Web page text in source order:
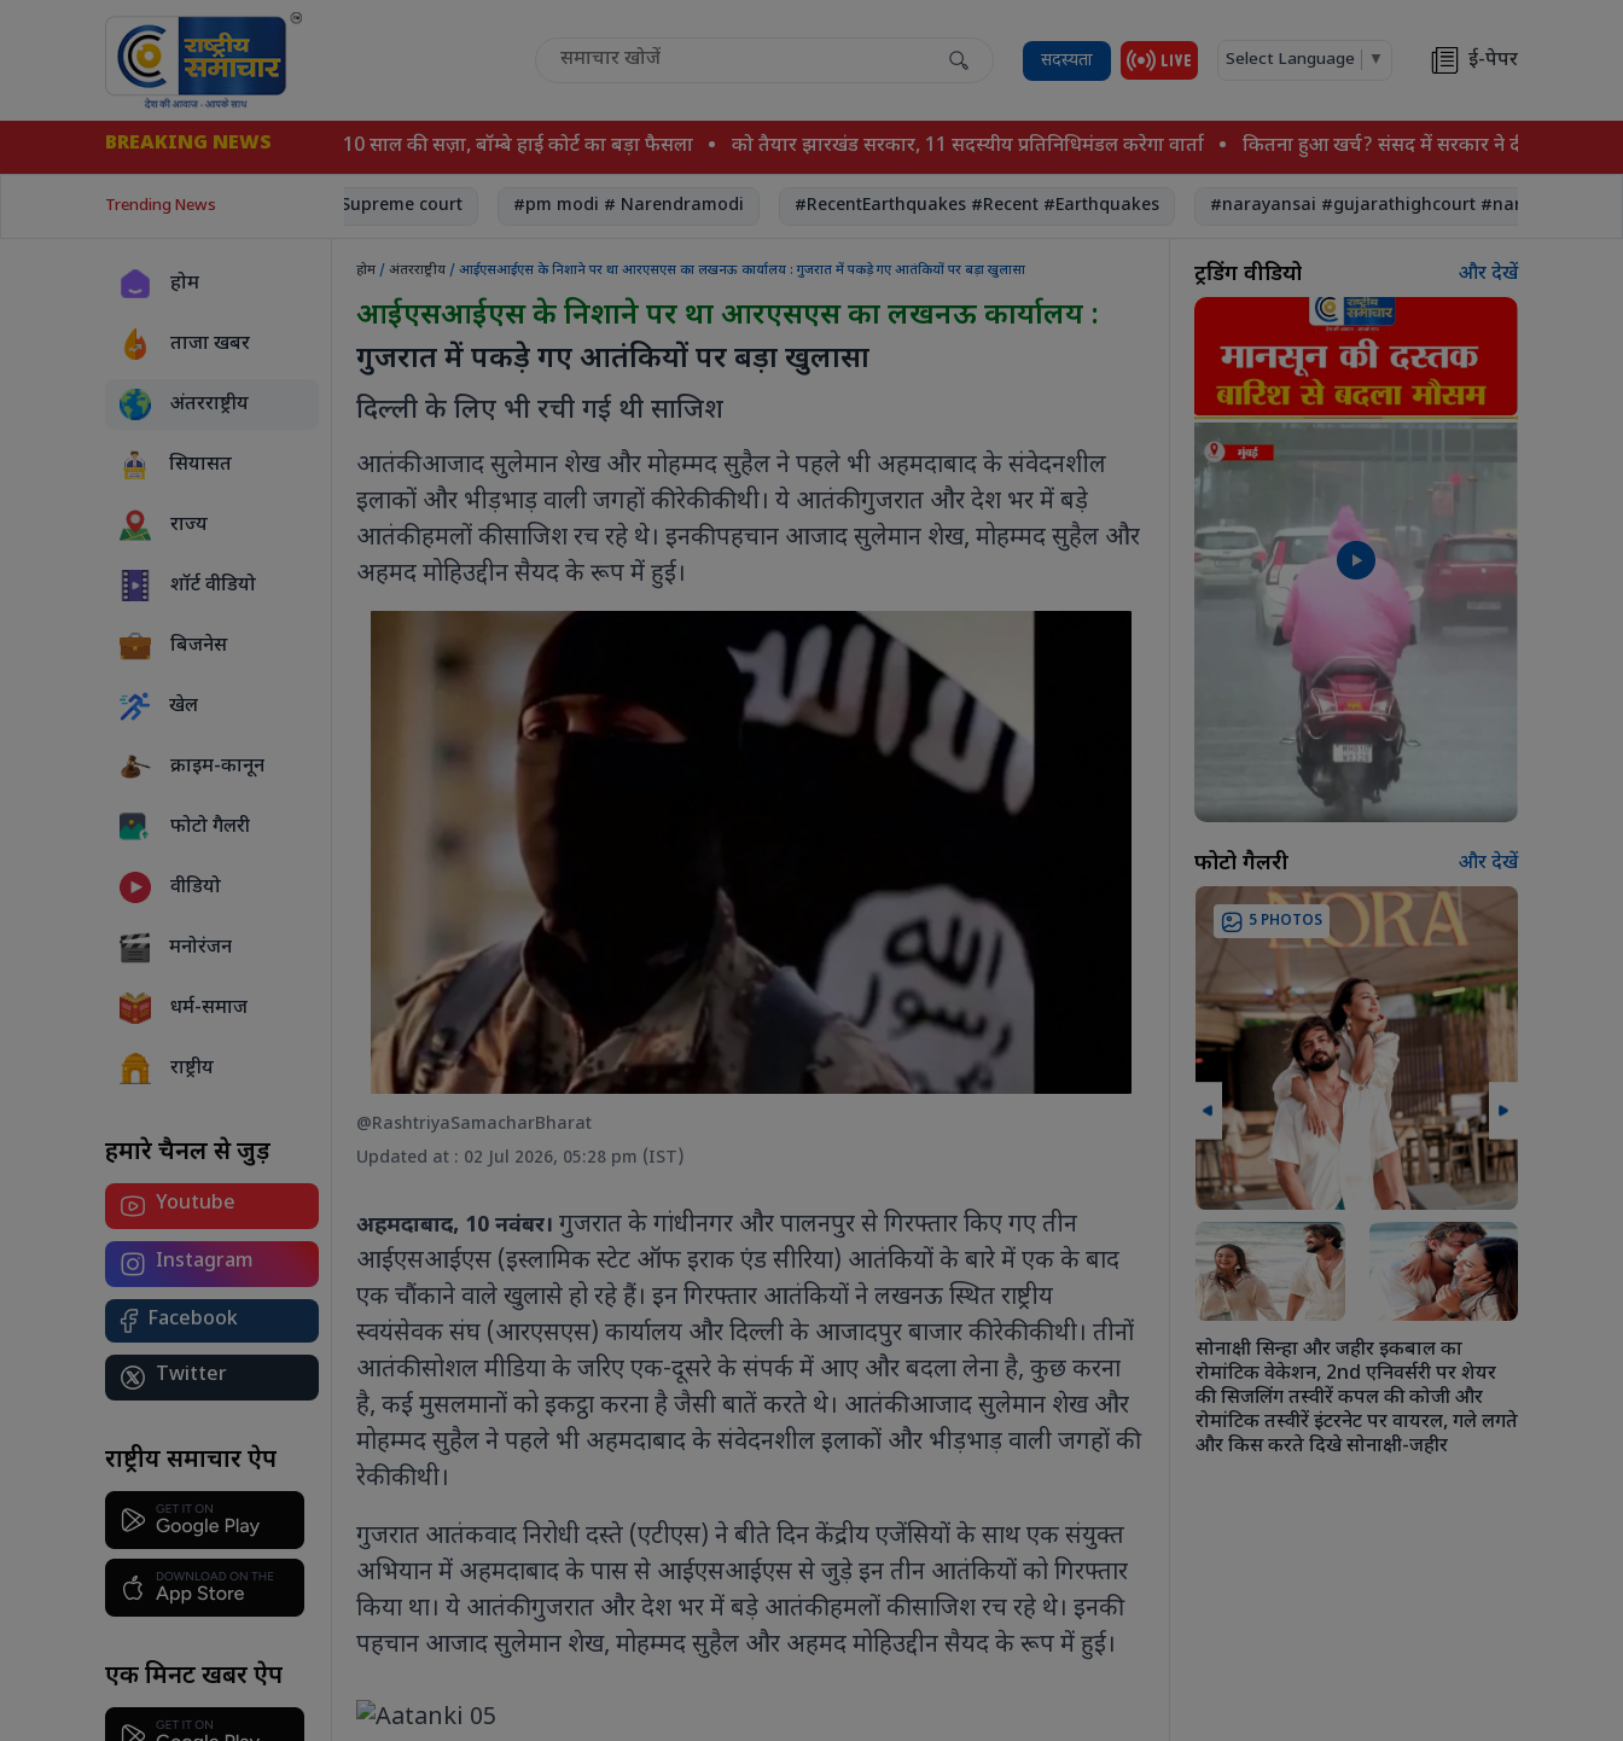
सदस्यता Select Language ▼ ई-पेपर
BREAKING NEWS
पर फायरिंग; 7 घायल को 10 साल की सज़ा, बॉम्बे हाई कोर्ट का बड़ा फैसला को तैयार झारखंड सरकार, 11 सदस्यीय प्रतिनिधिमंडल करेगा वार्ता कितना हुआ खर्च? संसद में सरकार ने दी पूरी जानकारी
Trending News
World News #court, Supreme court #pm modi # Narendramodi #RecentEarthquakes #Recent #Earthquakes #narayansai #gujarathighcourt #narayansaimother
होम
ताजा खबर
अंतरराष्ट्रीय
सियासत
राज्य
शॉर्ट वीडियो
बिजनेस
खेल
क्राइम-कानून
फोटो गैलरी
वीडियो
मनोरंजन
धर्म-समाज
राष्ट्रीय
हमारे चैनल से जुड़ें
Youtube
Instagram
Facebook
Twitter
राष्ट्रीय समाचार ऐप
एक मिनट खबर ऐप
होम /अंतरराष्ट्रीय / आईएसआईएस के निशाने पर था आरएसएस का लखनऊ कार्यालय : गुजरात में पकड़े गए आतंकियों पर बड़ा खुलासा
आईएसआईएस के निशाने पर था आरएसएस का लखनऊ कार्यालय :
गुजरात में पकड़े गए आतंकियों पर बड़ा खुलासा
दिल्ली के लिए भी रची गई थी साजिश
आतंकी आजाद सुलेमान शेख और मोहम्मद सुहैल ने पहले भी अहमदाबाद के संवेदनशील
इलाकों और भीड़भाड़ वाली जगहों की रेकी की थी। ये आतंकी गुजरात और देश भर में बड़े
आतंकी हमलों की साजिश रच रहे थे। इनकी पहचान आजाद सुलेमान शेख, मोहम्मद सुहैल और
अहमद मोहिउद्दीन सैयद के रूप में हुई।
@RashtriyaSamacharBharat
Updated at : 02 Jul 2026, 05:28 pm (IST)
अहमदाबाद, 10 नवंबर। गुजरात के गांधीनगर और पालनपुर से गिरफ्तार किए गए तीन
आईएसआईएस (इस्लामिक स्टेट ऑफ इराक एंड सीरिया) आतंकियों के बारे में एक के बाद
एक चौंकाने वाले खुलासे हो रहे हैं। इन गिरफ्तार आतंकियों ने लखनऊ स्थित राष्ट्रीय
स्वयंसेवक संघ (आरएसएस) कार्यालय और दिल्ली के आजादपुर बाजार की रेकी की थी। तीनों
आतंकी सोशल मीडिया के जरिए एक-दूसरे के संपर्क में आए और बदला लेना है, कुछ करना
है, कई मुसलमानों को इकट्ठा करना है जैसी बातें करते थे। आतंकी आजाद सुलेमान शेख और
मोहम्मद सुहैल ने पहले भी अहमदाबाद के संवेदनशील इलाकों और भीड़भाड़ वाली जगहों की
रेकी की थी।
गुजरात आतंकवाद निरोधी दस्ते (एटीएस) ने बीते दिन केंद्रीय एजेंसियों के साथ एक संयुक्त
अभियान में अहमदाबाद के पास से आईएसआईएस से जुड़े इन तीन आतंकियों को गिरफ्तार
किया था। ये आतंकी गुजरात और देश भर में बड़े आतंकी हमलों की साजिश रच रहे थे। इनकी
पहचान आजाद सुलेमान शेख, मोहम्मद सुहैल और अहमद मोहिउद्दीन सैयद के रूप में हुई।
ट्रेंडिंग वीडियो और देखें
फोटो गैलरी और देखें
योग सिर्फ एक दिन नहीं, जीवन का मंत्र है:
कोलकाता से पीएम मोदी का देश को संदेश
अंतरराष्ट्रीय योग दिवस 2026 पर पीएम मोदी
ने कोलकाता में किया योगाभ्यास, कहा-
स्वस्थ और संतुलित जीवन के लिए योग को
बनाएं दैनिक आदत।
रॉयल एस्कॉट 2026 में सारा अली खान का
आउटफिट, विंटेज हैट और क्लासिक
एक्सेसरीज के साथ सारा अली खान ने सबका
ध्यान खींचा
एवियन में आयोजित जी7 सम्मेलन के दौरान
विश्व नेताओं के साथ हुई अहम मुलाकात मानव
कल्याण और वैश्विक सहयोग को बढ़ावा देने
पर बनी सहमति।
8 PHOTOS
सोनाक्षी सिन्हा और जहीर इकबाल का
रोमांटिक वेकेशन, 2nd एनिवर्सरी पर शेयर
की सिजलिंग तस्वीरें कपल की कोजी और
रोमांटिक तस्वीरें इंटरनेट पर वायरल, गले लगते
और किस करते दिखे सोनाक्षी-जहीर
5 PHOTOS